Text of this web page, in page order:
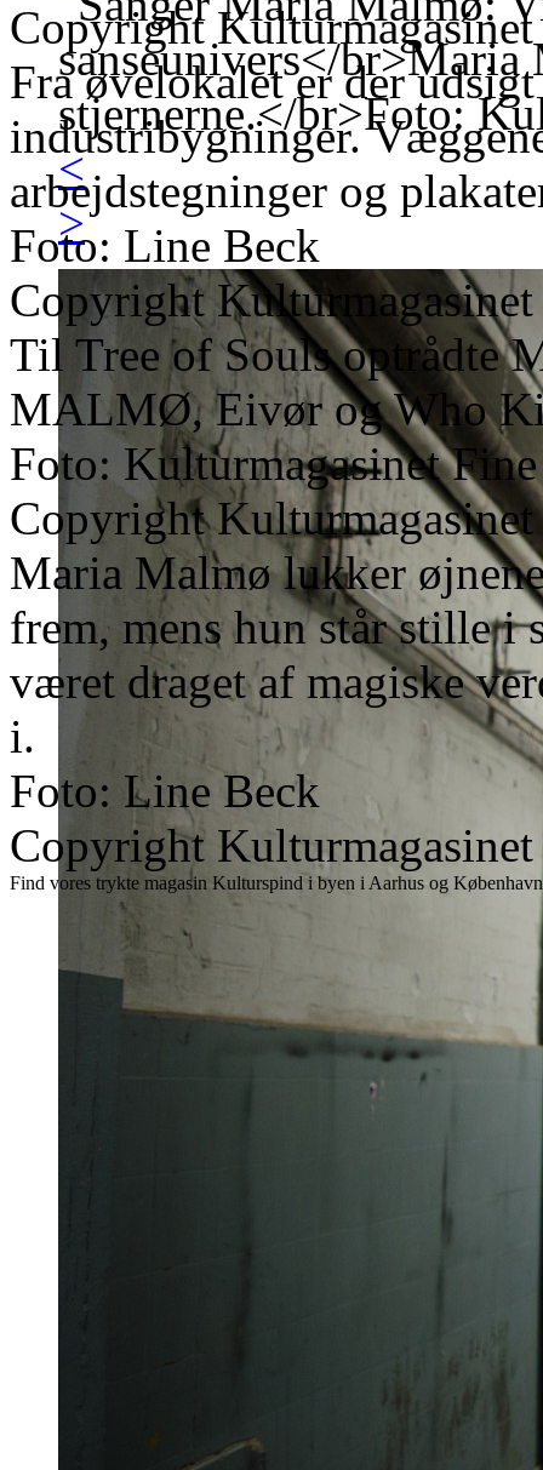
<
>
Copyright
Fra øvelokalet er der
industribygninger.
arbejdstegninger og
Foto: Line Beck
Copyright
Til Tree of Souls optrådte
MALMØ, Eivør og Who
Foto: Kulturmagasinet
Copyright
Maria Malmø lukker
frem, mens hun står stille i
været draget af magiske
i.
Foto: Line Beck
Copyright
Find vores trykte magasin Kulturspind i byen i Aarhus og København